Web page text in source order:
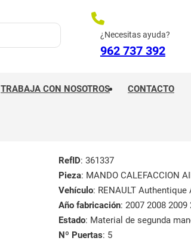
¿Necesitas ayuda?
962 737 392
TRABAJA CON NOSOTROS CONTACTO
RefID: 361337
Pieza: MANDO CALEFACCION
Vehículo: RENAULT Authentique
Año fabricación: 2007 2008 2009
Estado: Material de segunda
Nº Puertas: 5